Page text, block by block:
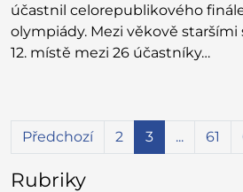
účastnil celorepublikového
olympiády. Mezi věkově staršími
12. místě mezi 26 účastníky…
Předchozí 2 3 ... 61
Rubriky